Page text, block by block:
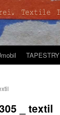
TAPESTRY
_ textil